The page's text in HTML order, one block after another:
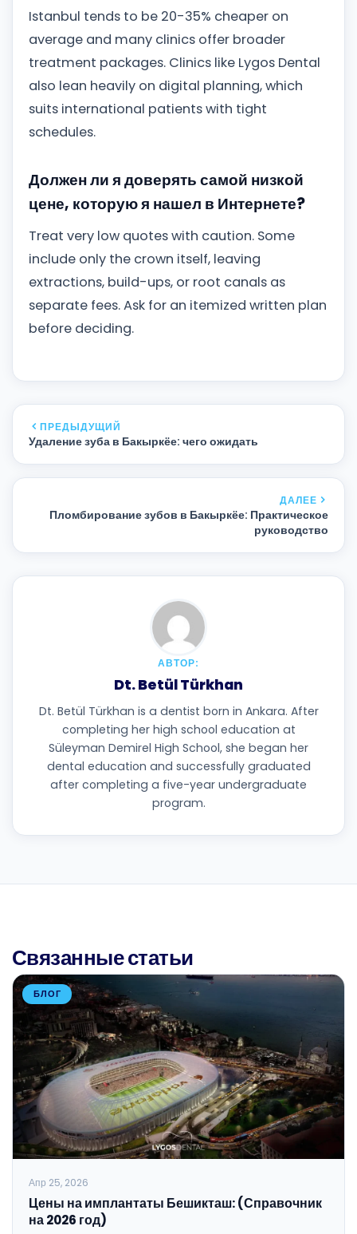
Istanbul tends to be 20-35% cheaper on
average and many clinics offer broader
treatment packages. Clinics like Lygos Dental
also lean heavily on digital planning, which
suits international patients with tight
schedules.
Должен ли я доверять самой низкой
цене, которую я нашел в Интернете?
Treat very low quotes with caution. Some
include only the crown itself, leaving
extractions, build-ups, or root canals as
separate fees. Ask for an itemized written plan
before deciding.
ПРЕДЫДУЩИЙ
Удаление зуба в Бакыркёе: чего ожидать
ДАЛЕЕ
Пломбирование зубов в Бакыркёе: Практическое
руководство
АВТОР:
Dt. Betül Türkhan
Dt. Betül Türkhan is a dentist born in Ankara. After
completing her high school education at
Süleyman Demirel High School, she began her
dental education and successfully graduated
after completing a five-year undergraduate
program.
Связанные статьи
БЛОГ
Апр 25, 2026
Цены на имплантаты Бешикташ: (Справочник
на 2026 год)